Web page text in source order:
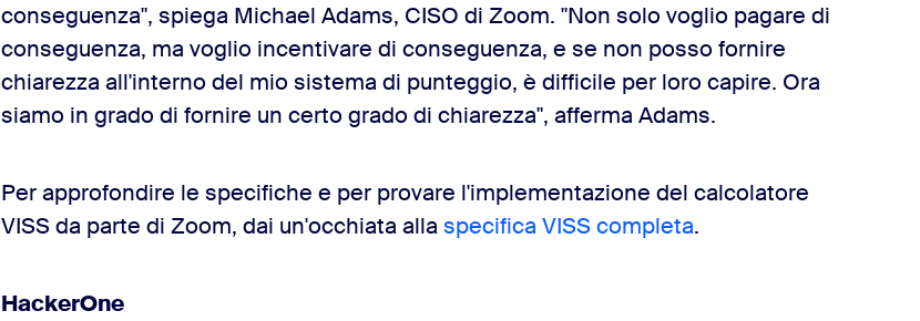
conseguenza", spiega Michael Adams, CISO di Zoom. "Non solo voglio pagare di
conseguenza, ma voglio incentivare di conseguenza, e se non posso fornire
chiarezza all'interno del mio sistema di punteggio, è difficile per loro capire. Ora
siamo in grado di fornire un certo grado di chiarezza", afferma Adams.
Per approfondire le specifiche e per provare l'implementazione del calcolatore
VISS da parte di Zoom, dai un'occhiata alla specifica VISS completa.
HackerOne